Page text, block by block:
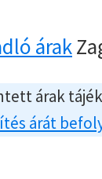
árak
árak
árát